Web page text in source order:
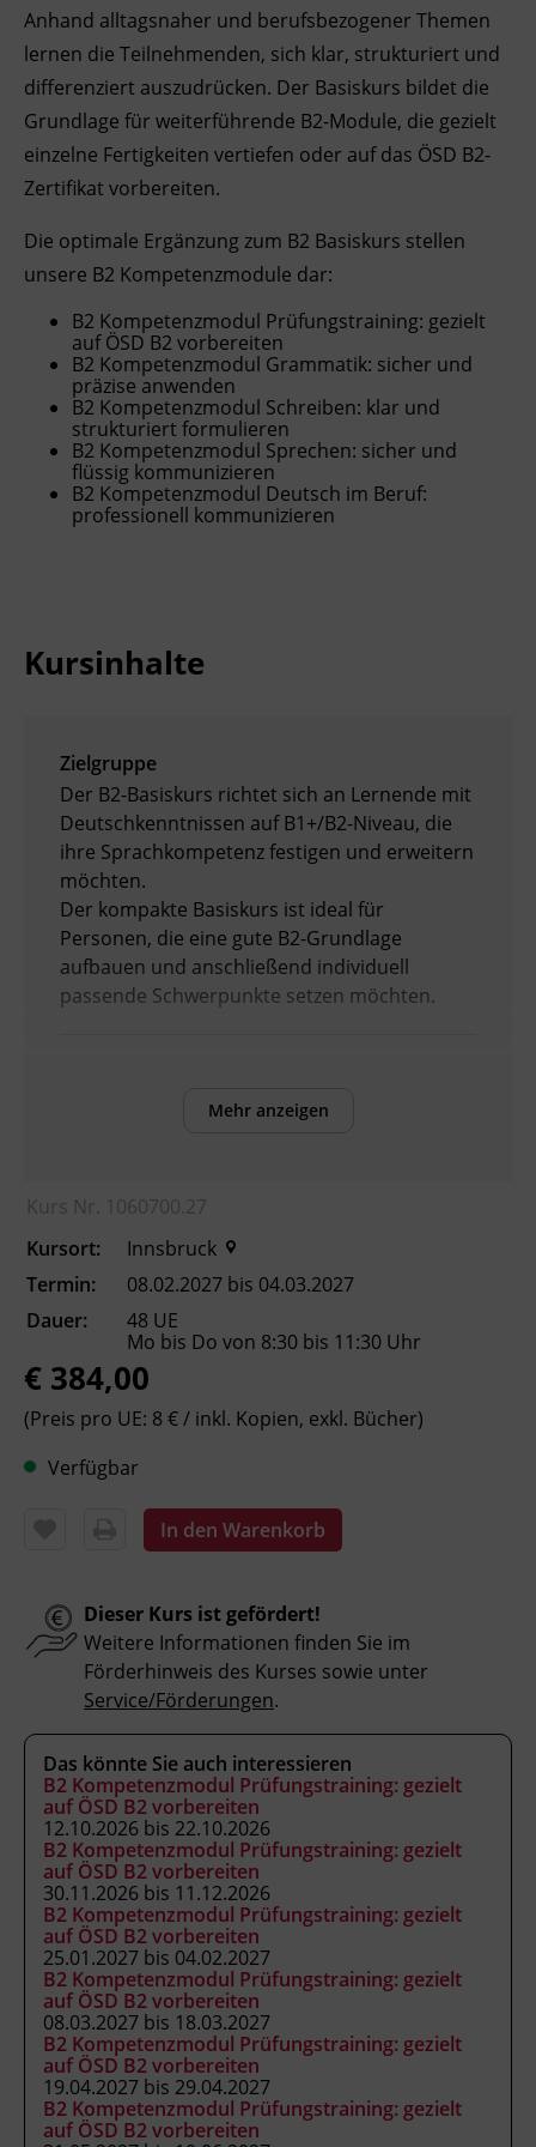
Ingenieurzertifizierung
Deutsch und Integration
Digitales Lernen
BFI Reutte
Anhand alltagsnaher und berufsbezogener Themen
lernen die Teilnehmenden, sich klar, strukturiert und
differenziert auszudrücken. Der Basiskurs bildet die
Grundlage für weiterführende B2-Module, die gezielt
einzelne Fertigkeiten vertiefen oder auf das ÖSD B2-
Zertifikat vorbereiten.
Die optimale Ergänzung zum B2 Basiskurs stellen
unsere B2 Kompetenzmodule dar:
B2 Kompetenzmodul Prüfungstraining: gezielt
auf ÖSD B2 vorbereiten
B2 Kompetenzmodul Grammatik: sicher und
präzise anwenden
B2 Kompetenzmodul Schreiben: klar und
strukturiert formulieren
B2 Kompetenzmodul Sprechen: sicher und
flüssig kommunizieren
B2 Kompetenzmodul Deutsch im Beruf:
professionell kommunizieren
Kursinhalte
Zielgruppe
Der B2-Basiskurs richtet sich an Lernende mit
Deutschkenntnissen auf B1+/B2-Niveau, die
ihre Sprachkompetenz festigen und erweitern
möchten.
Der kompakte Basiskurs ist ideal für
Personen, die eine gute B2-Grundlage
aufbauen und anschließend individuell
passende Schwerpunkte setzen möchten.
Das für Sie passende Kursniveau finden Sie
Verbesserung der sprachlichen Kompetenzen
sowie Erhöhung der Chancen am
Arbeitsmarkt
Kursformat
Präsenzunterricht
Fachtrainer_in
Abschluss
Kursbesuchsbestätigung
Hinweis
Bitte beachten Sie, dass an offiziellen
österreichischen Feiertagen keine Kurse
stattfinden. Ausfallende Termine werden
innerhalb der Kursdauer mittels
Ersatzterminen bzw. Ersatzfreitagen
eingeholt.
Veranstaltungsort
BFI Tirol Bildungszentrum
Ing.-Etzel-Straße 7
6020 Innsbruck
Förderhinweis
Mehr anzeigen
Kurs Nr. 1060700.27
Kursort:
Innsbruck
Termin:
08.02.2027 bis 04.03.2027
Dauer:
48 UE
Mo bis Do von 8:30 bis 11:30 Uhr
€ 384,00
(Preis pro UE: 8 € / inkl. Kopien, exkl. Bücher)
Verfügbar
In den Warenkorb
Dieser Kurs ist gefördert!
Weitere Informationen finden Sie im
Förderhinweis des Kurses sowie unter
Service/Förderungen.
Das könnte Sie auch interessieren
B2 Kompetenzmodul Prüfungstraining: gezielt
auf ÖSD B2 vorbereiten
12.10.2026 bis 22.10.2026
B2 Kompetenzmodul Prüfungstraining: gezielt
auf ÖSD B2 vorbereiten
30.11.2026 bis 11.12.2026
B2 Kompetenzmodul Prüfungstraining: gezielt
auf ÖSD B2 vorbereiten
25.01.2027 bis 04.02.2027
B2 Kompetenzmodul Prüfungstraining: gezielt
auf ÖSD B2 vorbereiten
08.03.2027 bis 18.03.2027
B2 Kompetenzmodul Prüfungstraining: gezielt
auf ÖSD B2 vorbereiten
19.04.2027 bis 29.04.2027
B2 Kompetenzmodul Prüfungstraining: gezielt
auf ÖSD B2 vorbereiten